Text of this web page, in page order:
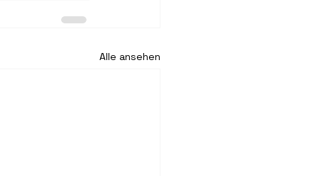
Alle ansehen